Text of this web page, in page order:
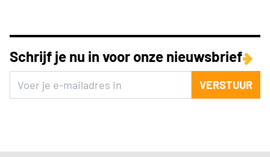
Schrijf je nu in voor onze nieuwsbrief
VERSTUUR